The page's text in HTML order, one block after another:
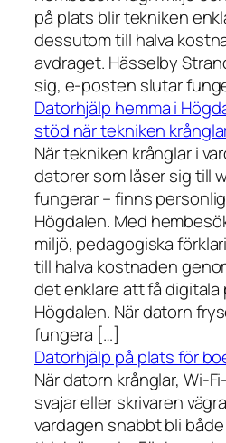
på plats blir tekniken
dessutom till halva
avdraget. Hässelby
sig, e-posten slutar
Datorhjälp hemma i
stöd när tekniken
När tekniken krånglar i
datorer som låser sig till
fungerar – finns
Högdalen. Med
miljö, pedagogiska
till halva kostnaden
det enklare att få digitala
Högdalen. När datorn
fungera […]
Datorhjälp på plats för
När datorn krånglar, Wi-
svajar eller skrivaren
vardagen snabbt bli